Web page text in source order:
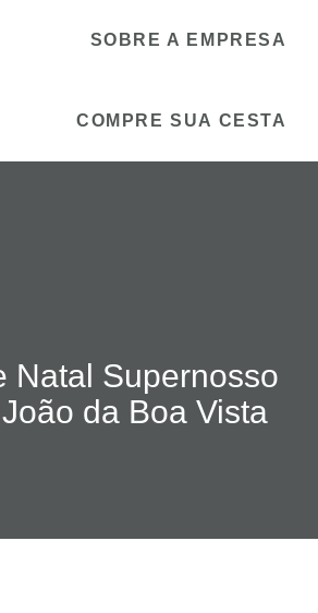
SOBRE A EMPRESA
COMPRE SUA CESTA
Natal Supernosso
da Boa Vista